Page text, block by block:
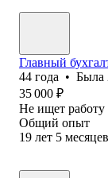
Главный
44 года • Была
35 000 ₽
Не ищет работу
Общий опыт
19 лет 5 месяцев